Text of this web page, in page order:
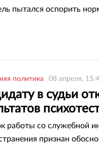
пытался оспорить
политика 08 апреля,
в судьи
работы со служебной
признан